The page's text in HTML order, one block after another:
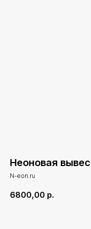
Неоновая
N-eon.ru
6800,00 р.